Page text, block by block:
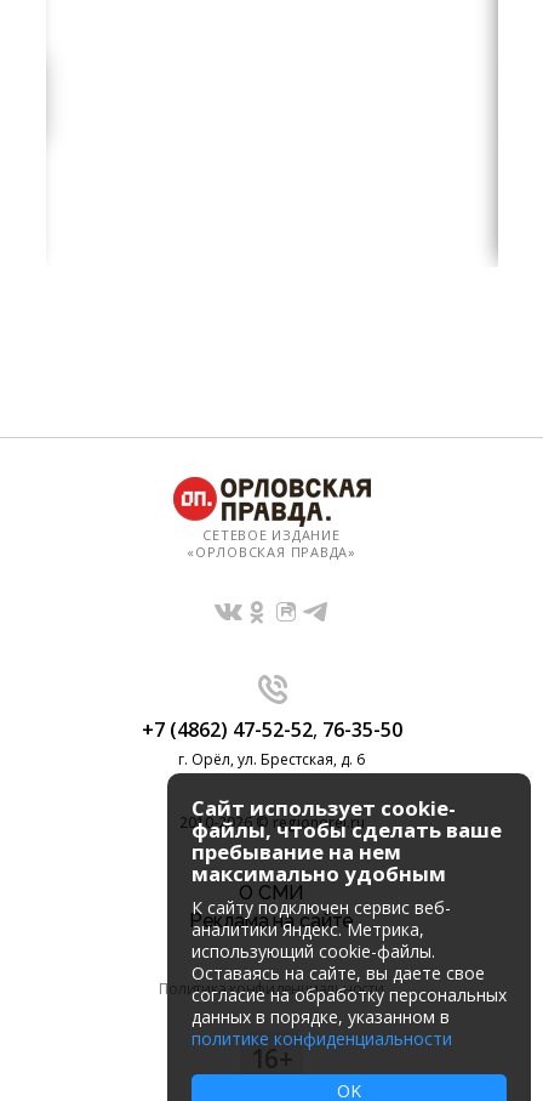
СЕТЕВОЕ ИЗДАНИЕ
«ОРЛОВСКАЯ ПРАВДА»
+7 (4862) 47-52-52, 76-35-50
г. Орёл, ул. Брестская, д. 6
2010-2026 © regionorel.ru
О СМИ
Реклама на сайте
Политика конфиденциальности
16+
Сайт использует cookie-
файлы, чтобы сделать ваше
пребывание на нем
максимально удобным
К cайту подключен сервис веб-
аналитики Яндекс. Метрика,
использующий cookie-файлы.
Оставаясь на сайте, вы даете свое
согласие на обработку персональных
данных в порядке, указанном в
политике конфиденциальности
OK